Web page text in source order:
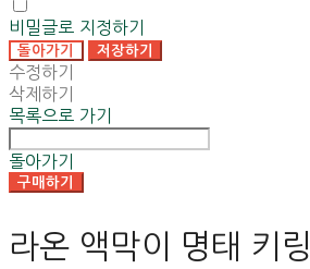
비밀글로 지정하기
돌아가기 저장하기
수정하기
삭제하기
목록으로 가기
돌아가기
구매하기
라온 액막이 명태 키